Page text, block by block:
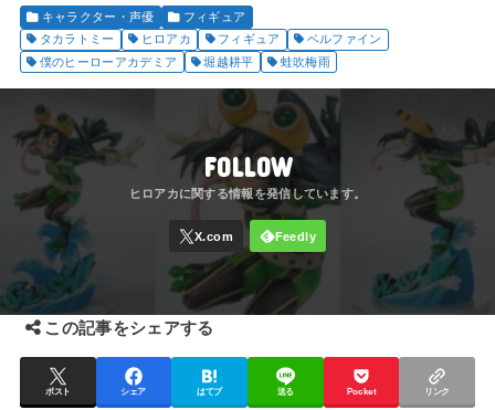
キャラクター・声優
フィギュア
タカラトミー
ヒロアカ フィギュア
ベルファイン
僕のヒーローアカデミア
堀越耕平 蛙吹梅雨
FOLLOW
この記事をシェアする
ポスト シェア はてブ 送る Pocket リンク